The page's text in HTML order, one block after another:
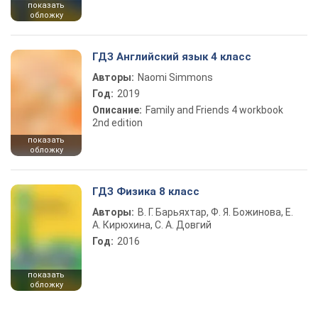
показать
обложку
показать
обложку
ГДЗ Английский язык 4 класс
Авторы: Naomi Simmons
Год: 2019
Описание: Family and Friends 4 workbook
2nd edition
показать
обложку
ГДЗ Физика 8 класс
Авторы: В. Г. Барьяхтар, Ф. Я. Божинова, Е.
А. Кирюхина, С. А. Довгий
Год: 2016